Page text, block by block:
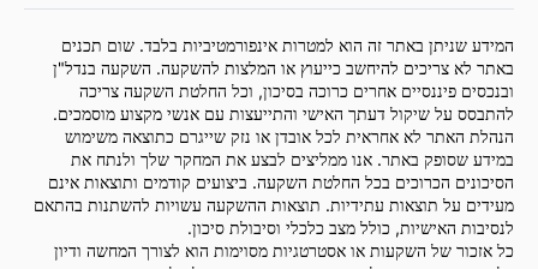
המידע שניתן באתר זה הוא למטרות אינפורמטיביות בלבד. שום תכנים
באתר לא צריכים להיחשב כייעוץ או המלצות להשקעה. השקעה בנדל"ן
ובנכסים פיננסיים אחרים כרוכה בסיכון, וכל החלטת השקעה צריכה
להתבסס על שיקול דעתך האישי והתייעצות עם אנשי מקצוע מוסמכים.
הנהלת האתר לא אחראית לכל אובדן או נזק שייגרם כתוצאה משימוש
במידע שסופק באתר. אנו ממליצים לבצע את המחקר שלך ולנתח את
הסיכונים הכרוכים בכל החלטת השקעה. ביצועים קודמים ותוצאות אינם
מעידים על תוצאות עתידיות. תוצאות ההשקעה עשויות להשתנות בהתאם
לנסיבות האישיות, כולל מצב כלכלי וסיבולת סיכון.
כל אזכור של השקעות או אסטרטגיות מסוימות הוא לצורך המחשה ודיון